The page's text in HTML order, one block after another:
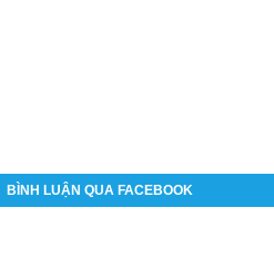
BÌNH LUẬN QUA FACEBOOK